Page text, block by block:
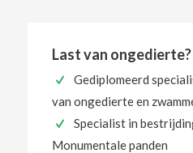
Last van ongedierte?
Gediplomeerd
van ongedierte en
Specialist in
Monumentale panden